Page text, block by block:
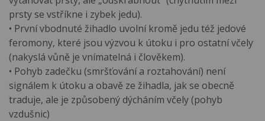
prsty se vstříkne i zybek jedu).
• První vbodnuté žihadlo uvolní kromě jedu též jedové
feromony, které jsou výzvou k útoku i pro ostatní včely
(nakyslá vůně je vnímatelná i člověkem).
• Pohyb zadečku (smršťování a roztahování) není
signálem k útoku a obavě ze žihadla, jak se obecně
traduje, ale je způsobený dýcháním včely (pohyb
vzdušnic)